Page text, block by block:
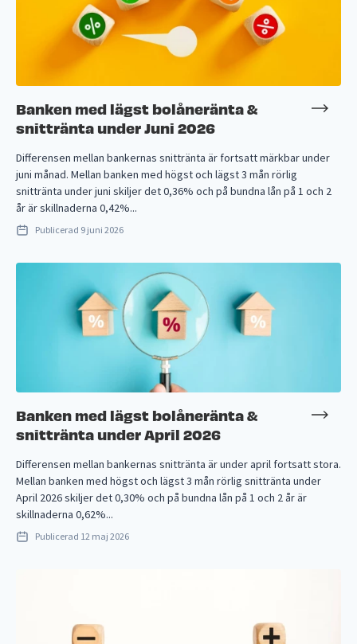
Banken med lägst bolåneränta &
snittränta under Juni 2026
Differensen mellan bankernas snittränta är fortsatt märkbar under
juni månad. Mellan banken med högst och lägst 3 mån rörlig
snittränta under juni skiljer det 0,36% och på bundna lån på 1 och 2
år är skillnaderna 0,42%...
Publicerad 9 juni 2026
Banken med lägst bolåneränta &
snittränta under April 2026
Differensen mellan bankernas snittränta är under april fortsatt stora.
Mellan banken med högst och lägst 3 mån rörlig snittränta under
April 2026 skiljer det 0,30% och på bundna lån på 1 och 2 år är
skillnaderna 0,62%...
Publicerad 12 maj 2026